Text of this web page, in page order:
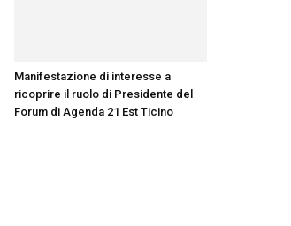
Manifestazione di interesse a
ricoprire il ruolo di Presidente del
Forum di Agenda 21 Est Ticino